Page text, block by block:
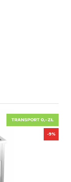
TRANSPORT 0,- ZŁ
-9%